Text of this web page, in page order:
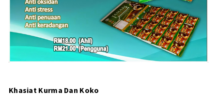
Khasiat Kurma Dan Koko